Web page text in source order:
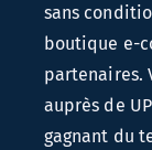
sans
boutique e-
partenaires.
auprès de
gagnant du